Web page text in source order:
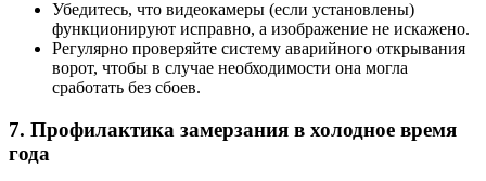
Убедитесь, что видеокамеры (если установлены)
функционируют исправно, а изображение не искажено.
Регулярно проверяйте систему аварийного открывания
ворот, чтобы в случае необходимости она могла
сработать без сбоев.
7. Профилактика замерзания в холодное время
года